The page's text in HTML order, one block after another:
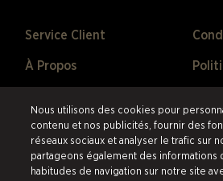
Service Client
À Propos
Préférences de Cookies
©2026 ESW France SAS. Tous droits réservés.
propriété de leurs détenteurs respectifs aux
Nous utilisons des cookies pour
contenu et nos publicités, fournir des
réseaux sociaux et analyser le trafic sur
partageons également des informations
habitudes de navigation sur notre site